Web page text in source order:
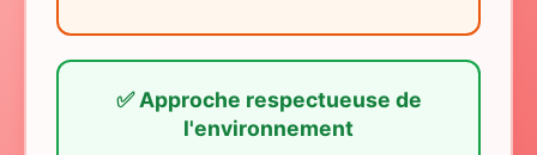
✅ Approche respectueuse de
l'environnement